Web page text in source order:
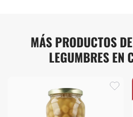
MÁS PRODUCTOS
LEGUMBRES EN